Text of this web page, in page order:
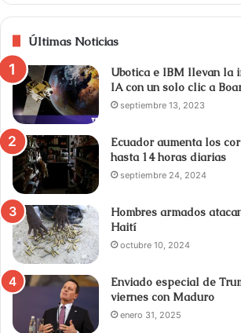
Últimas Noticias
Ubotica e IBM llevan la
IA con un solo clic a
septiembre 13, 2023
Ecuador aumenta los
hasta 14 horas diarias
septiembre 24, 2024
Hombres armados
Haití
octubre 10, 2024
Enviado especial de
viernes con Maduro
enero 31, 2025